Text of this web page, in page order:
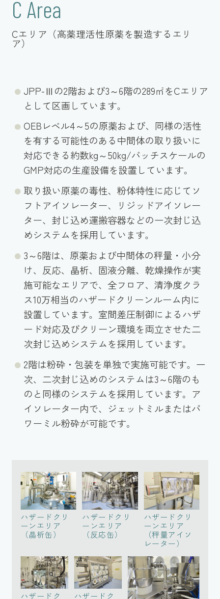
Cエリア（高薬理活性原薬を製造するエリ
ア）
C Area
JPP-Ⅲの2階および3～6階の289㎡をCエリア
として区画しています。
OEBレベル4～5の原薬および、同様の活性
を有する可能性のある中間体の取り扱いに
対応できる約数kg～50kg/バッチスケールの
GMP対応の生産設備を設置しています。
取り扱い原薬の毒性、粉体特性に応じてソ
フトアイソレーター、リジッドアイソレー
ター、封じ込め運搬容器などの一次封じ込
めシステムを採用しています。
3～6階は、原薬および中間体の秤量・小分
け、反応、晶析、固液分離、乾燥操作が実
施可能なエリアで、全フロア、清浄度クラ
ス10万相当のハザードクリーンルーム内に
設置しています。室間差圧制御によるハザ
ード対応及びクリーン環境を両立させた二
次封じ込めシステムを採用しています。
2階は粉砕・包装を単独で実施可能です。一
次、二次封じ込めのシステムは3～6階のも
のと同様のシステムを採用しています。ア
イソレーター内で、ジェットミルまたはパ
ワーミル粉砕が可能です。
ハザードクリ
ーンエリア
（晶析缶）
ハザードクリ
ーンエリア
（反応缶）
ハザードクリ
ーンエリア
（秤量アイソ
レーター）
ハザードク
ハザードク